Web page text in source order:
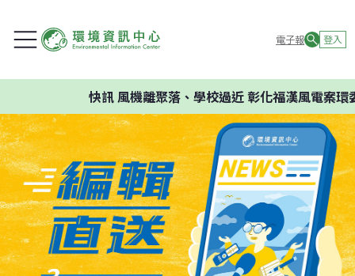
電子報 登入
快訊風機離聚落、學校過近 彰化福漢風電案環委